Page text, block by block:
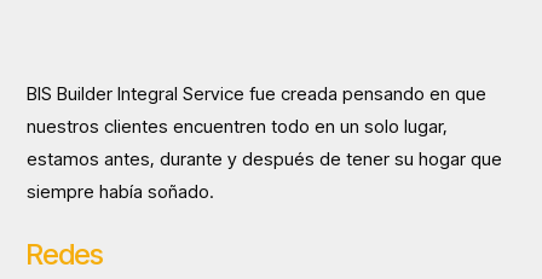
BIS Builder Integral Service fue creada pensando en que
nuestros clientes encuentren todo en un solo lugar,
estamos antes, durante y después de tener su hogar que
siempre había soñado.
Redes